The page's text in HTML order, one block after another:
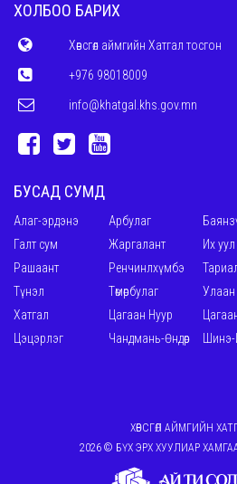
ХОЛБОО БАРИХ
Хөвсгөл аймгийн Хатгал тосгон
+976 98018009
info@khatgal.khs.gov.mn
БУСАД СУМД
Алаг-эрдэнэ Арбулаг
Галт сум
Жаргалант Их уул
Рашаант
Ренчинлхүмбэ
Түнэл
Төмөрбулаг Улаан
Хатгал
Цагаан Нуур
Цэцэрлэг
Чандмань-Өндөр
ХӨВСГӨЛ АЙМГИЙН
2026 © БҮХ ЭРХ ХУУЛИАР